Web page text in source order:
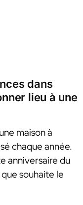
dans
lieu à une
maison à
chaque année.
anniversaire du
souhaite le